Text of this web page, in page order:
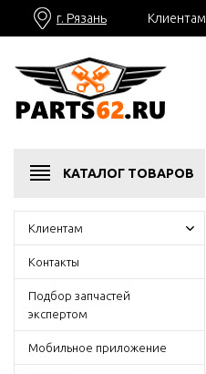
г. Рязань Клиентам
КАТАЛОГ ТОВАРОВ
Клиентам
Контакты
Подбор запчастей
экспертом
Мобильное приложение